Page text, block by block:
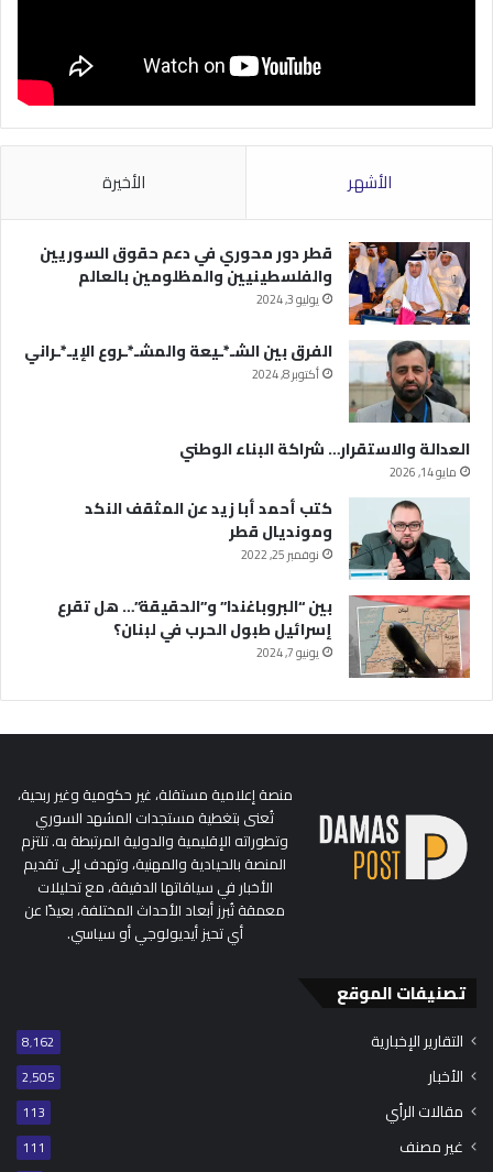
الأشهر الأخيرة
قطر دور محوري في دعم حقوق السوريين
والفلسطينيين والمظلومين بالعالم
يوليو 3, 2024
الفرق بين الشـ*ـيعة والمشـ*ـروع الإيـ*ـراني
أكتوبر 8, 2024
العدالة والاستقرار… شراكة البناء الوطني
مايو 14, 2026
كتب أحمد أبا زيد عن المثقف النكد
ومونديال قطر
نوفمبر 25, 2022
بين “البروباغندا” و”الحقيقة”… هل تقرع
إسرائيل طبول الحرب في لبنان؟
يونيو 7, 2024
منصة إعلامية مستقلة، غير حكومية وغير ربحية،
تُعنى بتغطية مستجدات المشهد السوري
وتطوراته الإقليمية والدولية المرتبطة به. تلتزم
المنصة بالحيادية والمهنية، وتهدف إلى تقديم
الأخبار في سياقاتها الدقيقة، مع تحليلات
معمقة تُبرز أبعاد الأحداث المختلفة، بعيدًا عن
أي تحيز أيديولوجي أو سياسي.
تصنيفات الموقع
التقارير الإخبارية 8٬162
الأخبار 2٬505
مقالات الرأي 113
غير مصنف 111